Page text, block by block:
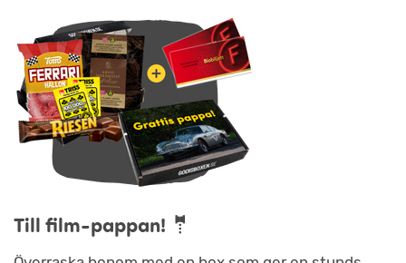
Till film-pappan! 🤵